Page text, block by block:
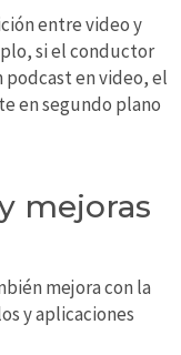
entre video y
si el conductor
podcast en video, el
en segundo plano
mejoras
mejora con la
y aplicaciones